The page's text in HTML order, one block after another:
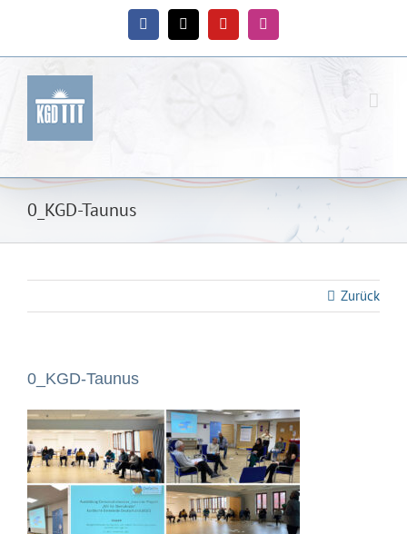
Facebook
X YouTubeInstagram
0_KGD-Taunus
Zurück
0_KGD-Taunus